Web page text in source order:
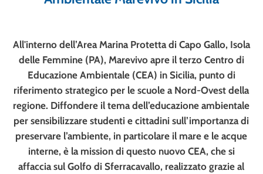
All'interno dell’Area Marina Protetta di Capo Gallo, Isola
delle Femmine (PA), Marevivo apre il terzo Centro di
Educazione Ambientale (CEA) in Sicilia, punto di
riferimento strategico per le scuole a Nord-Ovest della
regione. Diffondere il tema dell’educazione ambientale
per sensibilizzare studenti e cittadini sull’importanza di
preservare l’ambiente, in particolare il mare e le acque
interne, è la mission di questo nuovo CEA, che si
affaccia sul Golfo di Sferracavallo, realizzato grazie al